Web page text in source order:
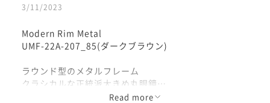
3/11/2023
Modern Rim Metal
UMF-22A-207_85(ダークブラウン)
ラウンド型のメタルフレーム
クラシカルな正統派大きめ丸眼鏡
落ち着いたブラウンカラーと、ツルの部分に施された彫
Read more